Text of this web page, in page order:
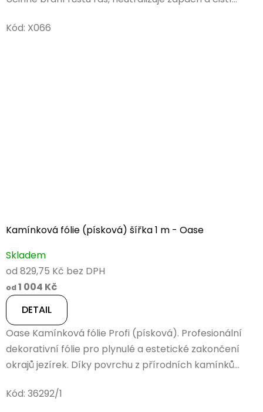
Kód: X066
Kamínková fólie (písková) šířka 1 m - Oase
Skladem
od 829,75 Kč bez DPH
od1 004 Kč
DETAIL
Oase Kamínková fólie Profi (písková). Profesionální
dekorativní fólie pro plynulé a estetické zakončení
okrajů jezírek. Díky povrchu z přírodních kamínků...
Kód: 36292/1